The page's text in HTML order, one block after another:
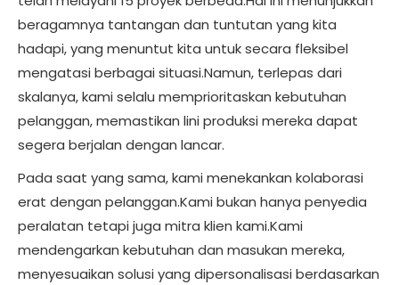
beragamnya tantangan dan tuntutan yang kita
hadapi, yang menuntut kita untuk secara fleksibel
mengatasi berbagai situasi.Namun, terlepas dari
skalanya, kami selalu memprioritaskan kebutuhan
pelanggan, memastikan lini produksi mereka dapat
segera berjalan dengan lancar.
Pada saat yang sama, kami menekankan kolaborasi
erat dengan pelanggan.Kami bukan hanya penyedia
peralatan tetapi juga mitra klien kami.Kami
mendengarkan kebutuhan dan masukan mereka,
menyesuaikan solusi yang dipersonalisasi berdasarkan